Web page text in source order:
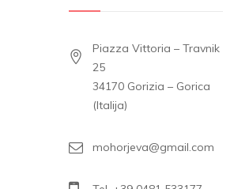
Piazza Vittoria – Travnik
25
34170 Gorizia – Gorica
(Italija)
mohorjeva@gmail.com